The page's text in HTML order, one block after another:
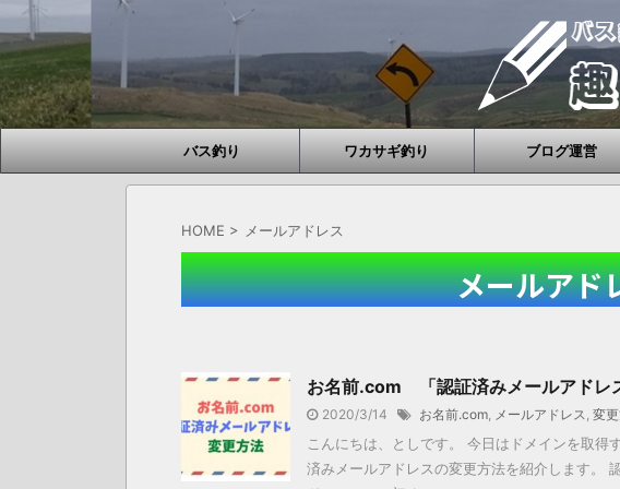
バス釣り ワカサギ釣り ブログ運営
HOME > メールアドレス
メールアド
お名前.com 「認証済みメールアドレ
2020/3/14 お名前.com, メールアドレス, 変
こんにちは、としです。 今日はドメインを取
済みメールアドレスの変更方法を紹介します。